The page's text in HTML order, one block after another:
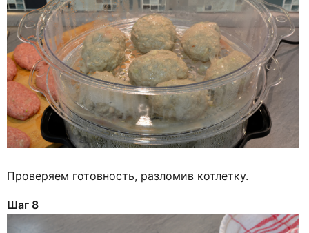
Проверяем готовность, разломив котлетку.
Шаг 8